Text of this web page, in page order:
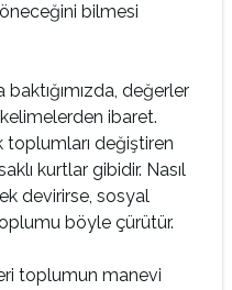
bilmesi
değerler
ibaret.
değiştiren
kurtlar gibidir. Nasıl
devirirse, sosyal
böyle çürütür.
toplumun manevi